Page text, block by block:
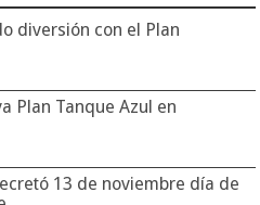
diversión con el Plan
Plan Tanque Azul en
13 de noviembre día de